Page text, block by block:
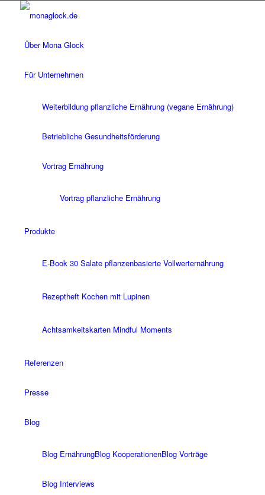
Über Mona Glock
Für Unternehmen
Weiterbildung pflanzliche Ernährung (vegane Ernährung)
Betriebliche Gesundheitsförderung
Vortrag Ernährung
Vortrag pflanzliche Ernährung
Produkte
E-Book 30 Salate pflanzenbasierte Vollwerternährung
Rezeptheft Kochen mit Lupinen
Achtsamkeitskarten Mindful Moments
Referenzen
Presse
Blog
Blog ErnährungBlog KooperationenBlog Vorträge
Blog Interviews